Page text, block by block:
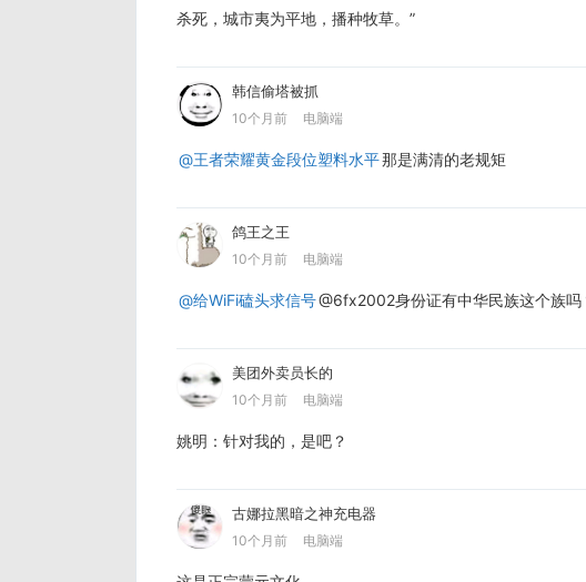
杀死，城市夷为平地，播种牧草。”
韩信偷塔被抓
10个月前 电脑端
@王者荣耀黄金段位塑料水平那是满清的老规矩
鸽王之王
10个月前 电脑端
@给WiFi磕头求信号@6fx2002身份证有中华民族这个族吗
美团外卖员长的
10个月前 电脑端
姚明：针对我的，是吧？
古娜拉黑暗之神充电器
10个月前 电脑端